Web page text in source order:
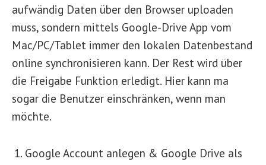
aufwändig Daten über den Browser uploaden
muss, sondern mittels Google-Drive App vom
Mac/PC/Tablet immer den lokalen Datenbestand
online synchronisieren kann. Der Rest wird über
die Freigabe Funktion erledigt. Hier kann ma
sogar die Benutzer einschränken, wenn man
möchte.
Google Account anlegen & Google Drive als